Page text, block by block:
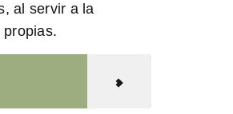
al servir a la